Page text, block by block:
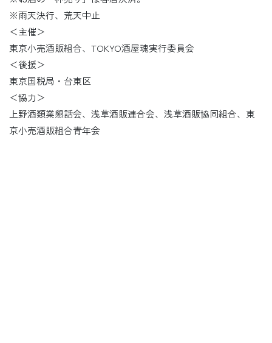
※雨天決行、荒天中止
＜主催＞
東京小売酒販組合、TOKYO酒屋魂実行委員会
＜後援＞
東京国税局・台東区
＜協力＞
上野酒類業懇話会、浅草酒販連合会、浅草酒販協同組合、東
京小売酒販組合青年会